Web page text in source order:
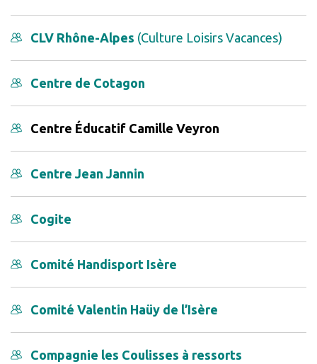
CLV Rhône-Alpes (Culture Loisirs Vacances)
Centre de Cotagon
Centre Éducatif Camille Veyron
Centre Jean Jannin
Cogite
Comité Handisport Isère
Comité Valentin Haüy de l’Isère
Compagnie les Coulisses à ressorts